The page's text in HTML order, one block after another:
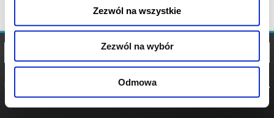
Zezwól na wszystkie
Zezwól na wybór
Odmowa
POLITYKA
POLITYKA